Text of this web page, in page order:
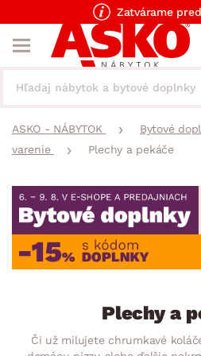
Zatvárame
ASKO - NÁBYTOK Bytové
varenie
Plechy a pekáče
Plechy a
Či už milujete chrumkavé